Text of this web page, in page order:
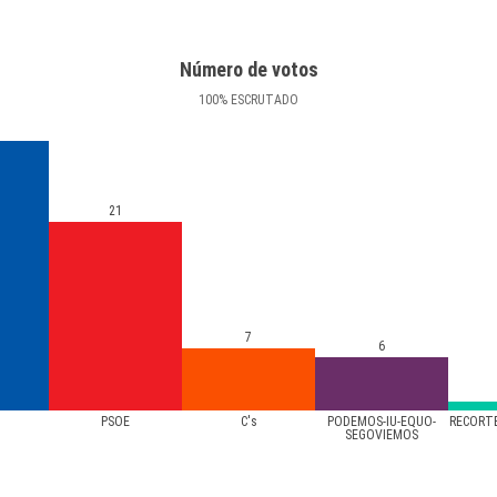
Número de votos
100% ESCRUTADO
PSOE C's
PODEMOS-IU-EQUO-
SEGOVIEMOS
21
7
6